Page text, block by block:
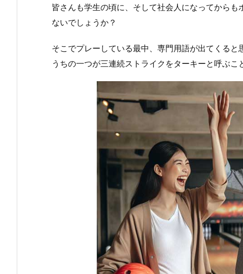
皆さんも学生の頃に、そして社会人になってから
ないでしょうか？
そこでプレーしている最中、専門用語が出てくる
うちの一つが三連続ストライクをターキーと呼ぶこ